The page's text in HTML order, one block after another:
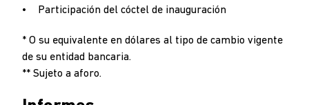
• Participación del cóctel de inauguración
* O su equivalente en dólares al tipo de cambio vigente
de su entidad bancaria.
** Sujeto a aforo.